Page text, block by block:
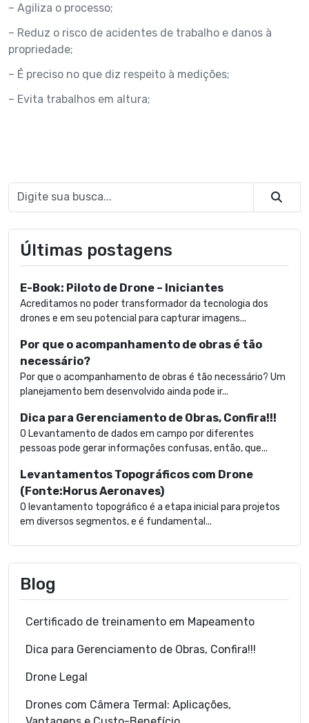
– Agiliza o processo;
– Reduz o risco de acidentes de trabalho e danos à
propriedade;
– É preciso no que diz respeito à medições;
– Evita trabalhos em altura;
Últimas postagens
E-Book: Piloto de Drone – Iniciantes
Acreditamos no poder transformador da tecnologia dos
drones e em seu potencial para capturar imagens...
Por que o acompanhamento de obras é tão
necessário?
Por que o acompanhamento de obras é tão necessário? Um
planejamento bem desenvolvido ainda pode ir...
Dica para Gerenciamento de Obras, Confira!!!
O Levantamento de dados em campo por diferentes
pessoas pode gerar informações confusas, então, que...
Levantamentos Topográficos com Drone
(Fonte:Horus Aeronaves)
O levantamento topográfico é a etapa inicial para projetos
em diversos segmentos, e é fundamental...
Blog
Certificado de treinamento em Mapeamento
Dica para Gerenciamento de Obras, Confira!!!
Drone Legal
Drones com Câmera Termal: Aplicações,